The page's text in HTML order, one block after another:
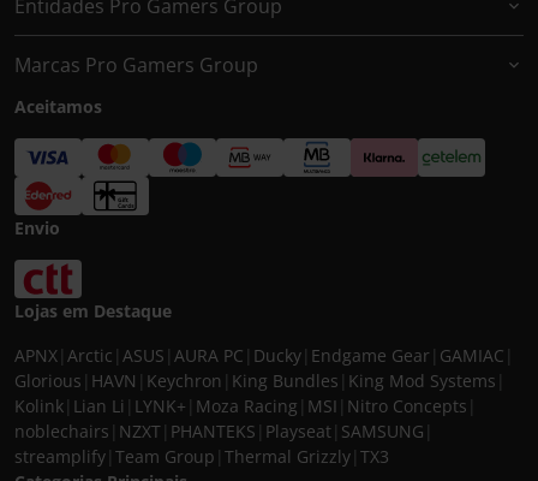
Entidades Pro Gamers Group
Marcas Pro Gamers Group
Aceitamos
Envio
Lojas em Destaque
APNX Arctic ASUS AURA PC Ducky Endgame Gear GAMIAC
Glorious HAVN Keychron King Bundles King Mod Systems
Kolink Lian Li LYNK+ Moza Racing MSI Nitro Concepts
noblechairs NZXT PHANTEKS Playseat SAMSUNG
streamplify Team Group Thermal Grizzly TX3